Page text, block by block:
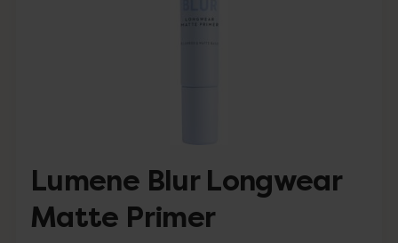
Lumene Blur Longwear
Matte Primer